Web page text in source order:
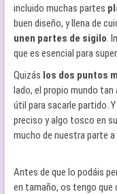
incluido muchas partes
buen diseño, y llena de
unen partes de sigilo.
que es esencial para
Quizás los dos puntos
lado, el propio mundo
útil para sacarle partido.
preciso y algo tosco en
mucho de nuestra parte
Antes de que lo podáis
en tamaño, os tengo que